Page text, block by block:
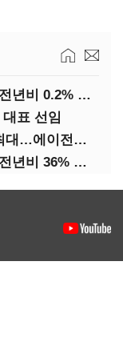
네이버, 2분기 영업익 5203억원…전년비 0.2% 감소
표 선임
카카오, 2분기 매출·영업익 역대 최대…에이전트 AI 수익화 관건
카카오, 2분기 영업익 2770억원…전년비 36% 증가